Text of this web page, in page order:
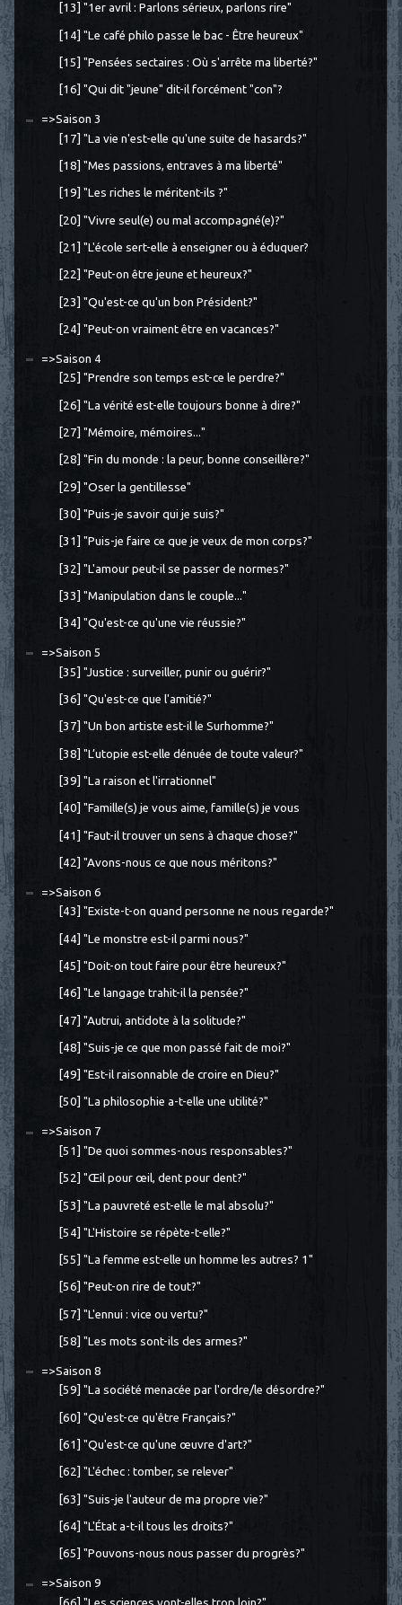
[13] "1er avril : Parlons sérieux, parlons rire"
[14] "Le café philo passe le bac - Être heureux"
[15] "Pensées sectaires : Où s'arrête ma liberté?"
[16] "Qui dit "jeune" dit-il forcément "con"?
=>Saison 3
[17] "La vie n'est-elle qu'une suite de hasards?"
[18] "Mes passions, entraves à ma liberté"
[19] "Les riches le méritent-ils ?"
[20] "Vivre seul(e) ou mal accompagné(e)?"
[21] "L'école sert-elle à enseigner ou à éduquer?
[22] "Peut-on être jeune et heureux?"
[23] "Qu'est-ce qu'un bon Président?"
[24] "Peut-on vraiment être en vacances?"
=>Saison 4
[25] "Prendre son temps est-ce le perdre?"
[26] "La vérité est-elle toujours bonne à dire?"
[27] "Mémoire, mémoires..."
[28] "Fin du monde : la peur, bonne conseillère?"
[29] "Oser la gentillesse"
[30] "Puis-je savoir qui je suis?"
[31] "Puis-je faire ce que je veux de mon corps?"
[32] "L'amour peut-il se passer de normes?"
[33] "Manipulation dans le couple..."
[34] "Qu'est-ce qu'une vie réussie?"
=>Saison 5
[35] "Justice : surveiller, punir ou guérir?"
[36] "Qu'est-ce que l'amitié?"
[37] "Un bon artiste est-il le Surhomme?"
[38] "L’utopie est-elle dénuée de toute valeur?"
[39] "La raison et l'irrationnel"
[40] "Famille(s) je vous aime, famille(s) je vous
[41] "Faut-il trouver un sens à chaque chose?"
[42] "Avons-nous ce que nous méritons?"
=>Saison 6
[43] "Existe-t-on quand personne ne nous regarde?"
[44] "Le monstre est-il parmi nous?"
[45] "Doit-on tout faire pour être heureux?"
[46] "Le langage trahit-il la pensée?"
[47] "Autrui, antidote à la solitude?"
[48] "Suis-je ce que mon passé fait de moi?"
[49] "Est-il raisonnable de croire en Dieu?"
[50] "La philosophie a-t-elle une utilité?"
=>Saison 7
[51] "De quoi sommes-nous responsables?"
[52] "Œil pour œil, dent pour dent?"
[53] "La pauvreté est-elle le mal absolu?"
[54] "L'Histoire se répète-t-elle?"
[55] "La femme est-elle un homme les autres? 1"
[56] "Peut-on rire de tout?"
[57] "L'ennui : vice ou vertu?"
[58] "Les mots sont-ils des armes?"
=>Saison 8
[59] "La société menacée par l'ordre/le désordre?"
[60] "Qu'est-ce qu'être Français?"
[61] "Qu'est-ce qu'une œuvre d'art?"
[62] "L'échec : tomber, se relever"
[63] "Suis-je l'auteur de ma propre vie?"
[64] "L'État a-t-il tous les droits?"
[65] "Pouvons-nous nous passer du progrès?"
=>Saison 9